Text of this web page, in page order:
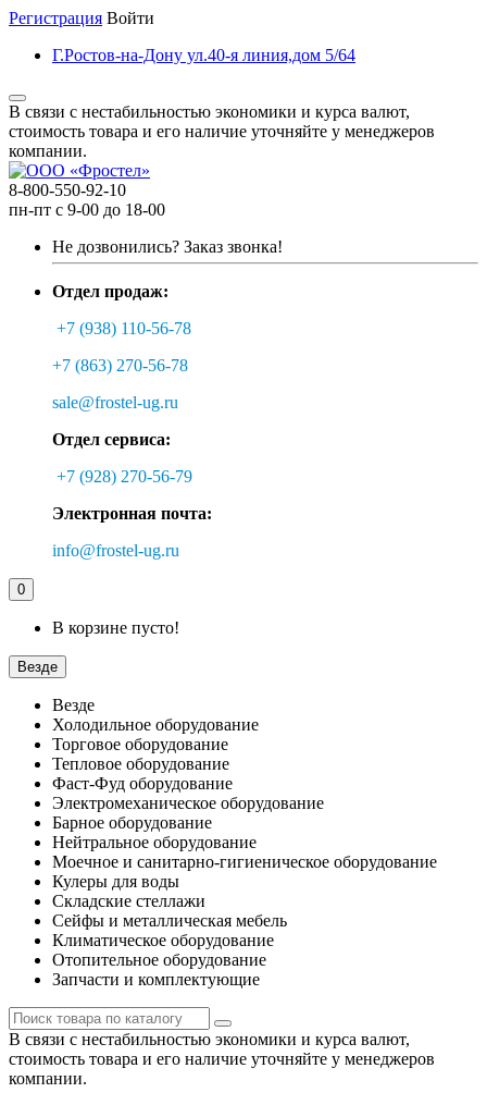
Регистрация Войти
Г.Ростов-на-Дону ул.40-я линия,дом 5/64
В связи с нестабильностью экономики и курса валют,
стоимость товара и его наличие уточняйте у менеджеров
компании.
8-800-550-92-10
пн-пт с 9-00 до 18-00
Не дозвонились? Заказ звонка!
Отдел продаж:
+7 (938) 110-56-78
+7 (863) 270-56-78
sale@frostel-ug.ru
Отдел сервиса:
+7 (928) 270-56-79
Электронная почта:
info@frostel-ug.ru
0
В корзине пусто!
Везде
Везде
Холодильное оборудование
Торговое оборудование
Тепловое оборудование
Фаст-Фуд оборудование
Электромеханическое оборудование
Барное оборудование
Нейтральное оборудование
Моечное и санитарно-гигиеническое оборудование
Кулеры для воды
Складские стеллажи
Сейфы и металлическая мебель
Климатическое оборудование
Отопительное оборудование
Запчасти и комплектующие
В связи с нестабильностью экономики и курса валют,
стоимость товара и его наличие уточняйте у менеджеров
компании.